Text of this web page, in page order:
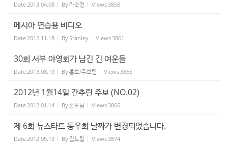
Date2013.04.08 By가숙정 Views3858
메시아 연습용 비디오
Date2012.11.18 ByStanley Views3861
30회 서부 야영회가 남긴 긴 여운들
Date2013.08.19 By홍보/주보팀 Views3865
2012년 1월14일 간추린 주보 (NO.02)
Date2012.01.14 By홍보팀 Views3866
제 6회 뉴스타트 동우회 날짜가 변경되었습니다.
Date2012.05.13 By 김노립 Views3874